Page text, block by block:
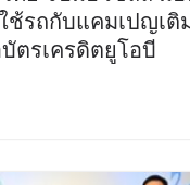
ช้รถกับแคมเปญเ
ตรเครดิตยูโอบี